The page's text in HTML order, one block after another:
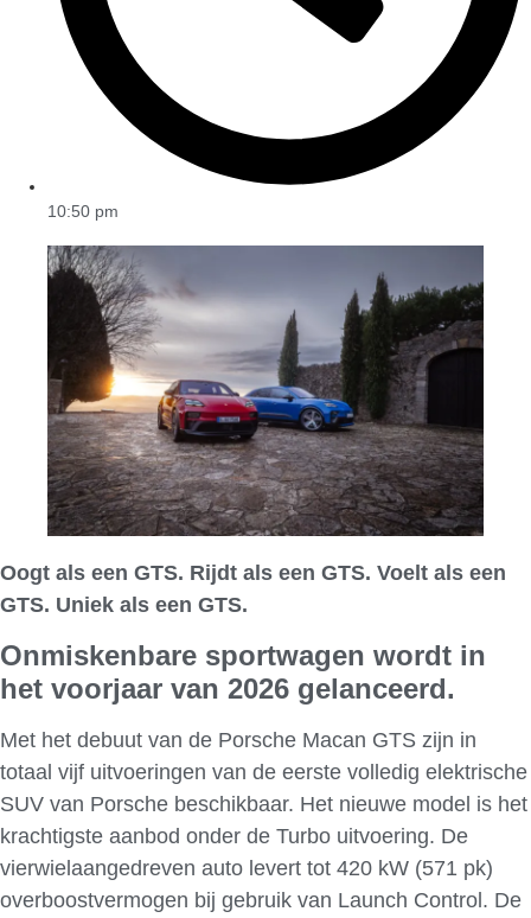
10:50 pm
Oogt als een GTS. Rijdt als een GTS. Voelt als een
GTS. Uniek als een GTS.
Onmiskenbare sportwagen wordt in
het voorjaar van 2026 gelanceerd.
Met het debuut van de Porsche Macan GTS zijn in
totaal vijf uitvoeringen van de eerste volledig elektrische
SUV van Porsche beschikbaar. Het nieuwe model is het
krachtigste aanbod onder de Turbo uitvoering. De
vierwielaangedreven auto levert tot 420 kW (571 pk)
overboostvermogen bij gebruik van Launch Control. De